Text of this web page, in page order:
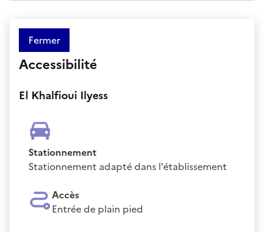
Fermer
Accessibilité
El Khalfioui Ilyess
Stationnement
Stationnement adapté dans l'établissement
Accès
Entrée de plain pied